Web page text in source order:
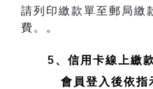
請列印繳款單至郵局繳
費。
。
5、信用卡線上繳
會員登入後依指